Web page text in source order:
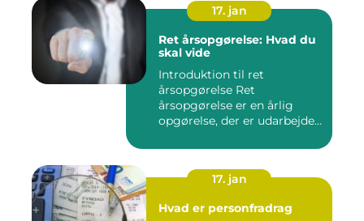
17. jan
Ret årsopgørelse: Hvad du
skal vide
Introduktion til ret
årsopgørelse Ret
årsopgørelse er en årlig
opgørelse, der er udarbejdet
17. jan
Hvad er personfradrag